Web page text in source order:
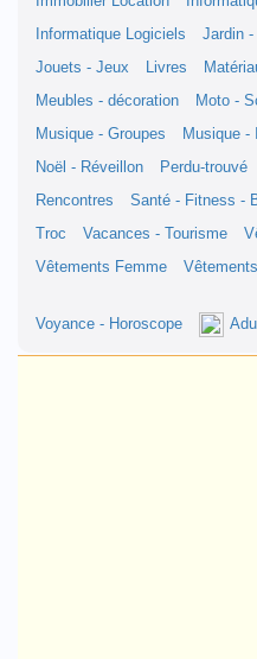
Informatique Logiciels
Jardin -
Jouets - Jeux
Livres
Meubles - décoration
Moto -
Musique - Groupes
Musique -
Noël - Réveillon
Perdu-trouvé
Rencontres
Santé - Fitness -
Troc
Vacances - Tourisme
Vêtements Femme
Voyance - Horoscope